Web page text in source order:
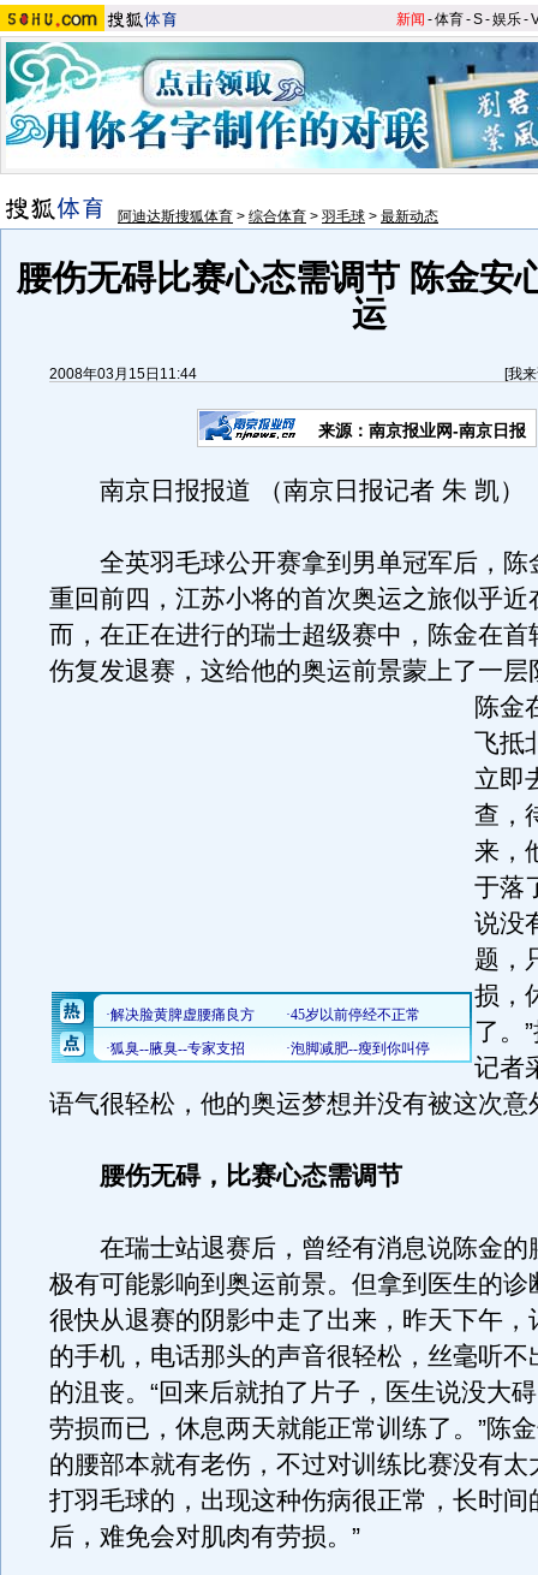
新闻 -体育-S-娱乐-
阿迪达斯搜狐体育 > 综合体育 > 羽毛球 > 最新动态
腰伤无碍比赛心态需调节 陈金安
运
2008年03月15日11:44 [我
来源：南京报业网-南京日报
南京日报报道 （南京日报记者 朱 凯）
全英羽毛球公开赛拿到男单冠军后，陈
重回前四，江苏小将的首次奥运之旅似乎近
而，在正在进行的瑞士超级赛中，陈金在首
伤复发退赛，这给他的奥运前景蒙上了一层
陈金
飞抵
立即
查，
来，
于落
说没
题，
损，
了。
记者
语气很轻松，他的奥运梦想并没有被这次意
腰伤无碍，比赛心态需调节
在瑞士站退赛后，曾经有消息说陈金的
极有可能影响到奥运前景。但拿到医生的诊
很快从退赛的阴影中走了出来，昨天下午，
的手机，电话那头的声音很轻松，丝毫听不
的沮丧。“回来后就拍了片子，医生说没大
劳损而已，休息两天就能正常训练了。”陈
的腰部本就有老伤，不过对训练比赛没有太
打羽毛球的，出现这种伤病很正常，长时间
后，难免会对肌肉有劳损。”